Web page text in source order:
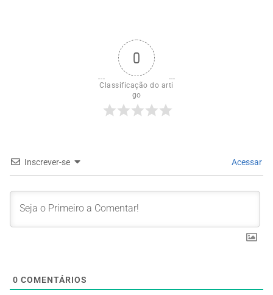
0
Classificação do arti
go
Inscrever-se Acessar
0 COMENTÁRIOS